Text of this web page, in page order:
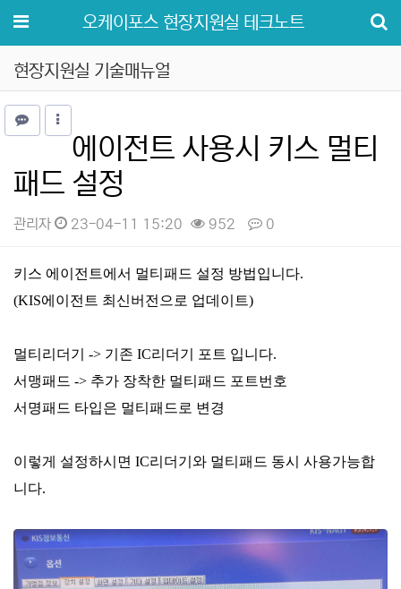
메뉴 오케이포스 현장지원실 테크노트
현장지원실 기술매뉴얼
에이전트 사용시 키스 멀티
패드 설정
관리자 23-04-11 15:20 952 0
본문
키스 에이전트에서 멀티패드 설정 방법입니다.
(KIS에이전트 최신버전으로 업데이트)
멀티리더기 -> 기존 IC리더기 포트 입니다.
서맹패드 -> 추가 장착한 멀티패드 포트번호
서명패드 타입은 멀티패드로 변경
이렇게 설정하시면 IC리더기와 멀티패드 동시 사용가능합
니다.